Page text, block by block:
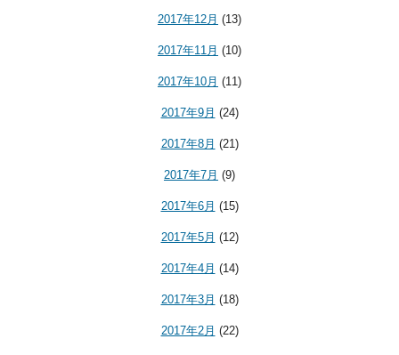
2017年12月 (13)
2017年11月 (10)
2017年10月 (11)
2017年9月 (24)
2017年8月 (21)
2017年7月 (9)
2017年6月 (15)
2017年5月 (12)
2017年4月 (14)
2017年3月 (18)
2017年2月 (22)